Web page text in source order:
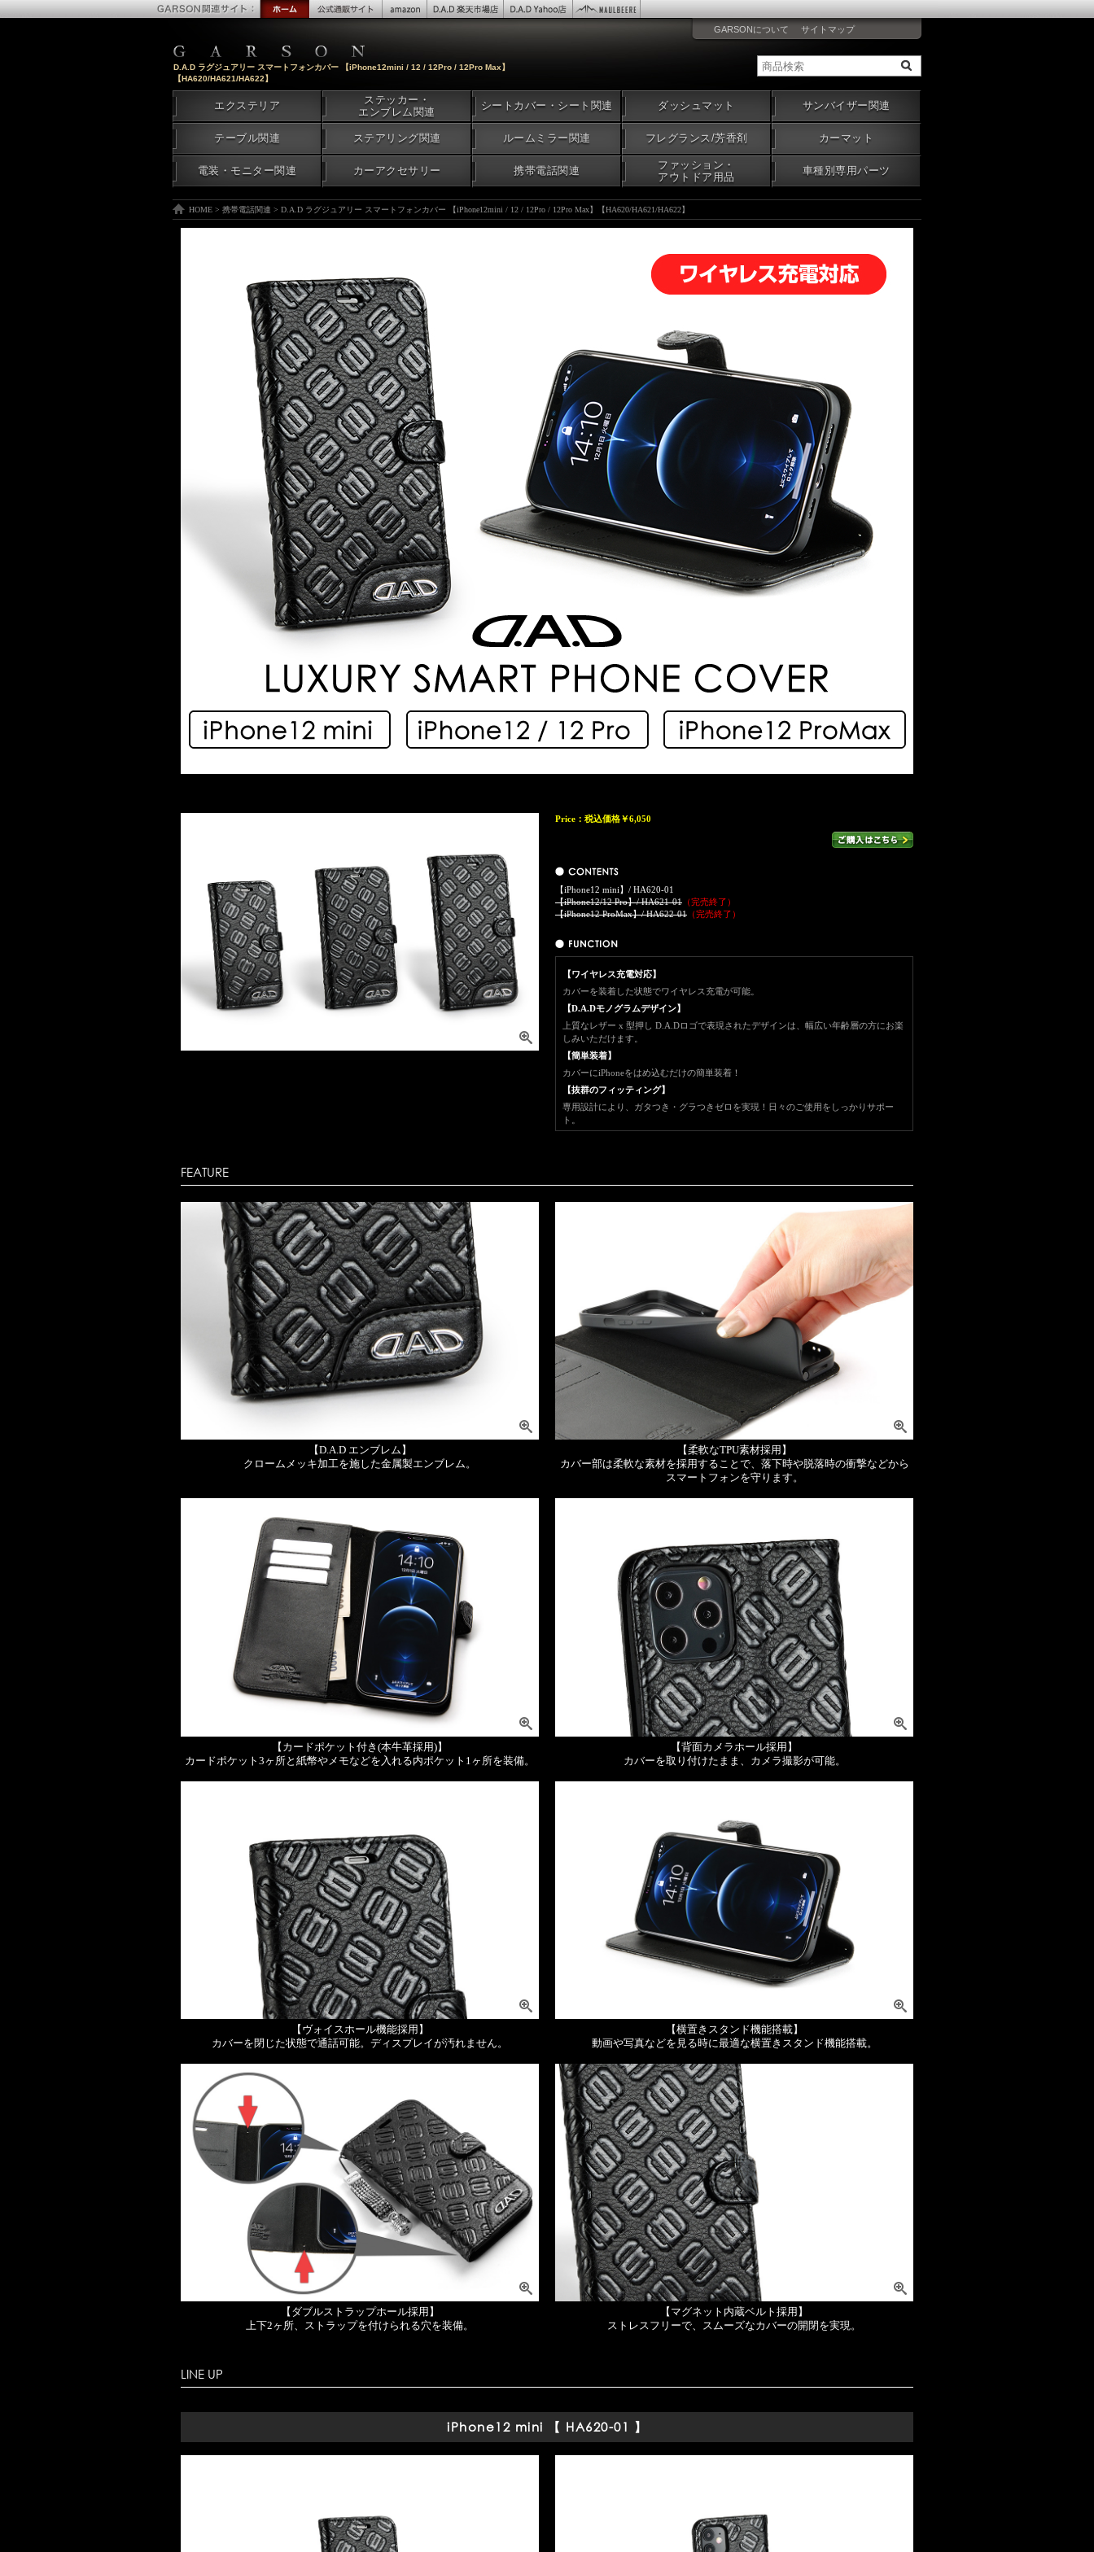
エクステリア
ステッカー・
エンブレム関連
シートカバー・シート関連 ダッシュマット サンバイザー関連
テーブル関連 ステアリング関連 ルームミラー関連 フレグランス/芳香剤 カーマット
電装・モニター関連 カーアクセサリー 携帯電話関連
ファッション・
アウトドア用品
車種別専用パーツ
GARSONについて サイトマップ
D.A.D ラグジュアリー スマートフォンカバー 【iPhone12mini / 12 / 12Pro / 12Pro Max】
【HA620/HA621/HA622】
HOME > 携帯電話関連 > D.A.D ラグジュアリー スマートフォンカバー 【iPhone12mini / 12 / 12Pro / 12Pro Max】【HA620/HA621/HA622】
Price： 税込価格￥6,050
【iPhone12 mini】/ HA620-01
【iPhone12/12 Pro】/ HA621-01 （完売終了）
【iPhone12 ProMax】/ HA622-01 （完売終了）
【ワイヤレス充電対応】
カバーを装着した状態でワイヤレス充電が可能。
【D.A.Dモノグラムデザイン】
上質なレザー x 型押し D.A.Dロゴで表現されたデザインは、幅広い年齢層の方にお楽
しみいただけます。
【簡単装着】
カバーにiPhoneをはめ込むだけの簡単装着！
【抜群のフィッティング】
専用設計により、ガタつき・グラつきゼロを実現！日々のご使用をしっかりサポー
ト。
FEATURE
【D.A.D エンブレム】
クロームメッキ加工を施した金属製エンブレム。
【柔軟なTPU素材採用】
カバー部は柔軟な素材を採用することで、落下時や脱落時の衝撃などから
スマートフォンを守ります。
【カードポケット付き(本牛革採用)】
カードポケット3ヶ所と紙幣やメモなどを入れる内ポケット1ヶ所を装備。
【背面カメラホール採用】
カバーを取り付けたまま、カメラ撮影が可能。
【ヴォイスホール機能採用】
カバーを閉じた状態で通話可能。ディスプレイが汚れません。
【横置きスタンド機能搭載】
動画や写真などを見る時に最適な横置きスタンド機能搭載。
【ダブルストラップホール採用】
上下2ヶ所、ストラップを付けられる穴を装備。
【マグネット内蔵ベルト採用】
ストレスフリーで、スムーズなカバーの開閉を実現。
LINE UP
iPhone12 mini 【 HA620-01 】